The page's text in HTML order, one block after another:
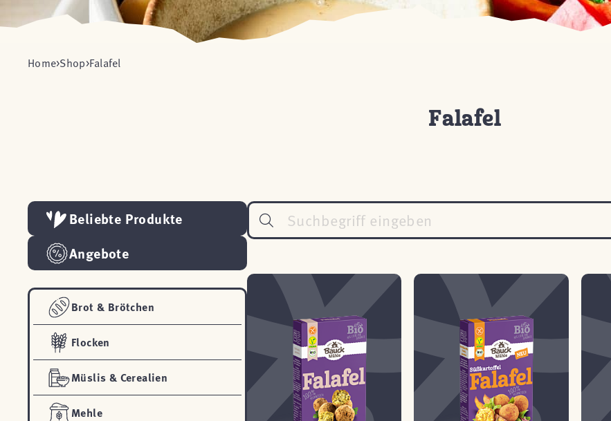
Home Shop Falafel
Falafel
Beliebte Produkte
Angebote
Brot & Brötchen
Flocken
Müslis & Cerealien
Mehle